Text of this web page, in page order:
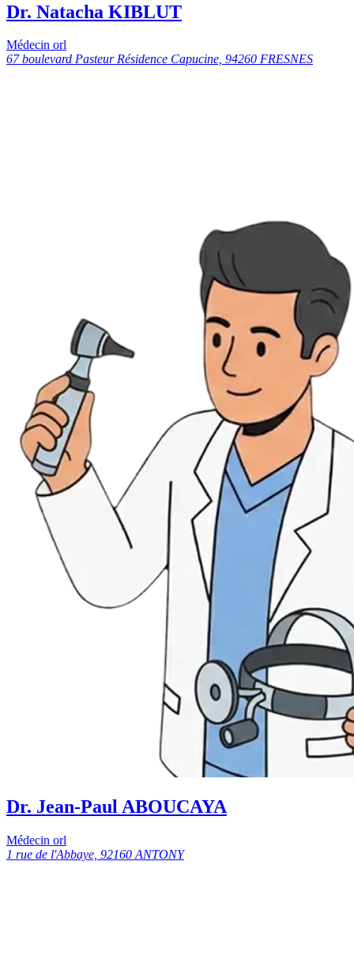
Dr. Natacha KIBLUT
Médecin orl
67 boulevard Pasteur Résidence Capucine, 94260 FRESNES
Dr. Jean-Paul ABOUCAYA
Médecin orl
1 rue de l'Abbaye, 92160 ANTONY